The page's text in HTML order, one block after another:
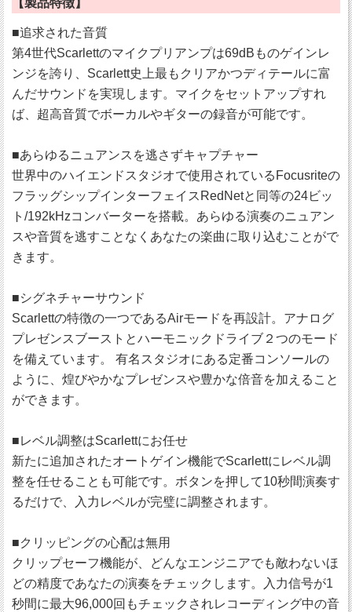
【製品特徴】
■追求された音質
第4世代Scarlettのマイクプリアンプは69dBものゲインレ
ンジを誇り、Scarlett史上最もクリアかつディテールに富
んだサウンドを実現します。マイクをセットアップすれ
ば、超高音質でボーカルやギターの録音が可能です。
■あらゆるニュアンスを逃さずキャプチャー
世界中のハイエンドスタジオで使用されているFocusriteの
フラッグシップインターフェイスRedNetと同等の24ビッ
ト/192kHzコンバーターを搭載。あらゆる演奏のニュアン
スや音質を逃すことなくあなたの楽曲に取り込むことがで
きます。
■シグネチャーサウンド
Scarlettの特徴の一つであるAirモードを再設計。アナログ
プレゼンスブーストとハーモニックドライブ２つのモード
を備えています。 有名スタジオにある定番コンソールの
ように、煌びやかなプレゼンスや豊かな倍音を加えること
ができます。
■レベル調整はScarlettにお任せ
新たに追加されたオートゲイン機能でScarlettにレベル調
整を任せることも可能です。ボタンを押して10秒間演奏す
るだけで、入力レベルが完璧に調整されます。
■クリッピングの心配は無用
クリップセーフ機能が、どんなエンジニアでも敵わないほ
どの精度であなたの演奏をチェックします。入力信号が1
秒間に最大96,000回もチェックされレコーディング中の音